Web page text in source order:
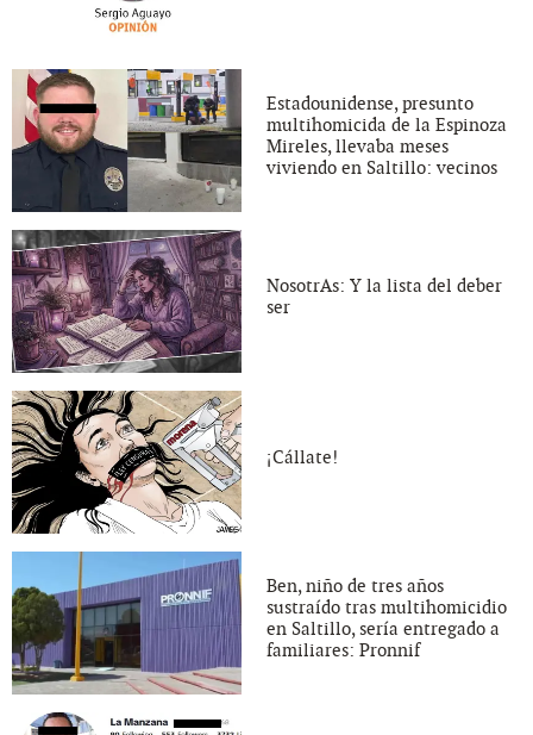
Estadounidense, presunto
multihomicida de la Espinoza
Mireles, llevaba meses
viviendo en Saltillo: vecinos
NosotrAs: Y la lista del deber
ser
¡Cállate!
Ben, niño de tres años
sustraído tras multihomicidio
en Saltillo, sería entregado a
familiares: Pronnif